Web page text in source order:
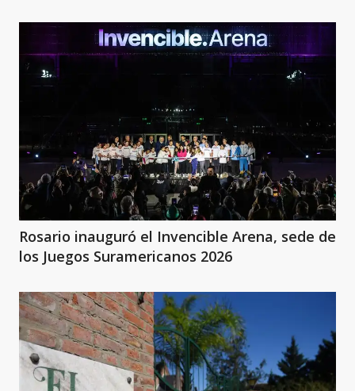
Rosario inauguró el Invencible Arena, sede de
los Juegos Suramericanos 2026